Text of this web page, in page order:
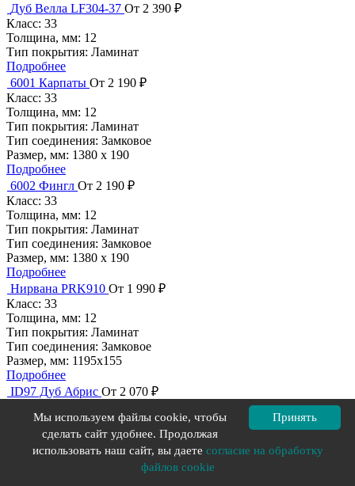
Дуб Велла LF304-37 От 2 390 ₽
Класс: 33
Толщина, мм: 12
Тип покрытия: Ламинат
Подробнее
6001 Карпаты От 2 190 ₽
Класс: 33
Толщина, мм: 12
Тип покрытия: Ламинат
Тип соединения: Замковое
Размер, мм: 1380 х 190
Подробнее
6002 Фингл От 2 190 ₽
Класс: 33
Толщина, мм: 12
Тип покрытия: Ламинат
Тип соединения: Замковое
Размер, мм: 1380 х 190
Подробнее
Нирвана PRK910 От 1 990 ₽
Класс: 33
Толщина, мм: 12
Тип покрытия: Ламинат
Тип соединения: Замковое
Размер, мм: 1195х155
Подробнее
ID97 Дуб Абрис От 2 070 ₽
Толщина, мм: 12
Тип покрытия: Ламинат
Тип соединения: Замковое
Принять
Мы используем файлы cookie, чтобы
сделать сайт удобнее. Продолжая
использовать наш сайт, вы даете согласие на обработку
файлов cookie